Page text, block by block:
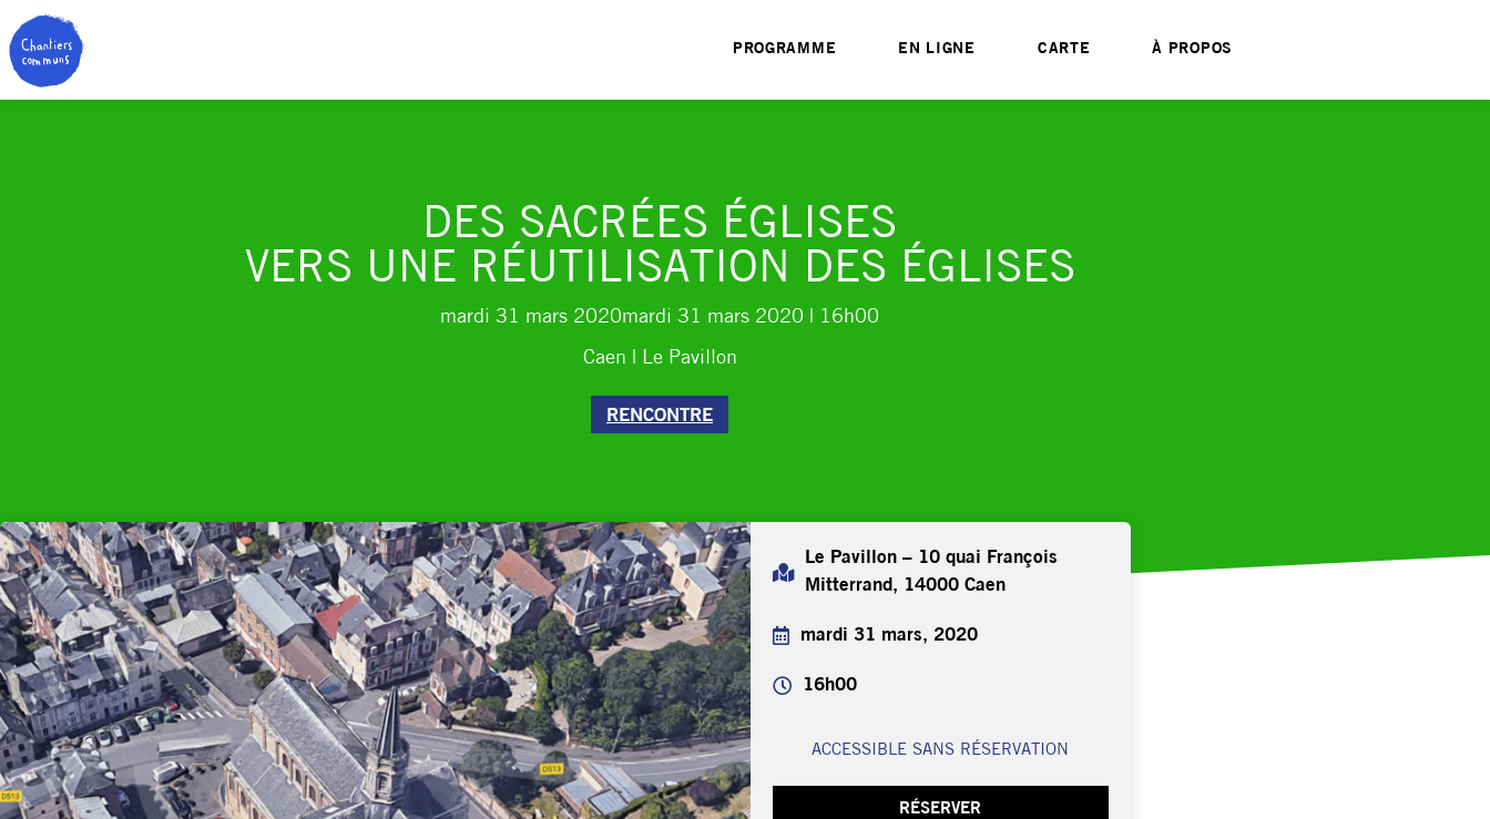
PROGRAMME EN LIGNE CARTE À PROPOS
DES SACRÉES ÉGLISES
VERS UNE RÉUTILISATION DES ÉGLISES
mardi 31 mars 2020mardi 31 mars 2020 | 16h00
Caen | Le Pavillon
RENCONTRE
Le Pavillon – 10 quai François
Mitterrand, 14000 Caen
mardi 31 mars, 2020
16h00
ACCESSIBLE SANS RÉSERVATION
RÉSERVER